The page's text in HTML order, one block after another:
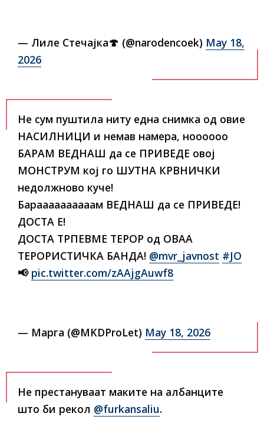
— Лиле Стечајка🍄 (@narodencoek) May 18,
2026
Не сум пуштила ниту една снимка од овие
НАСИЛНИЦИ и немав намера, ноооооо
БАРАМ ВЕДНАШ да се ПРИВЕДЕ овој
МОНСТРУМ кој го ШУТНА КРВНИЧКИ
недолжново куче!
Бараааааааааам ВЕДНАШ да се ПРИВЕДЕ!
ДОСТА Е!
ДОСТА ТРПЕВМЕ ТЕРОР од ОВАА
ТЕРОРИСТИЧКА БАНДА! @mvr_javnost #JO
📢 pic.twitter.com/zAAjgAuwf8
— Мaрга (@MKDProLet) May 18, 2026
Не престануваат маките на албанците
што би рекол @furkansaliu.